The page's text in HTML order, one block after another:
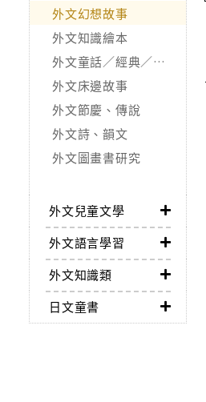
外文幻想故事
外文知識繪本
外文童話／經典／寓言故事
外文床邊故事
外文節慶、傳說
外文詩、韻文
外文圖畫書研究
外文兒童文學
外文語言學習
外文知識類
日文童書